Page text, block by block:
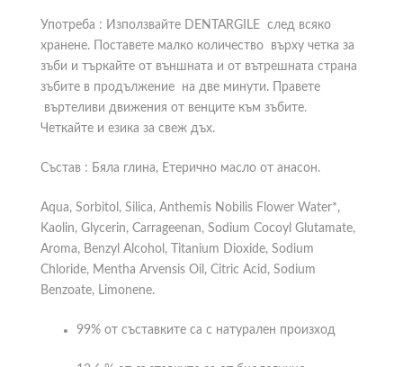
Употреба : Използвайте DENTARGILE след всяко
хранене. Поставете малко количество върху четка за
зъби и търкайте от външната и от вътрешната страна
зъбите в продължение на две минути. Правете
въртеливи движения от венците към зъбите.
Четкайте и езика за свеж дъх.
Състав : Бяла глина, Етерично масло от анасон.
Aqua, Sorbitol, Silica, Anthemis Nobilis Flower Water*,
Kaolin, Glycerin, Carrageenan, Sodium Cocoyl Glutamate,
Aroma, Benzyl Alcohol, Titanium Dioxide, Sodium
Chloride, Mentha Arvensis Oil, Citric Acid, Sodium
Benzoate, Limonene.
99% от съставките са с натурален произход